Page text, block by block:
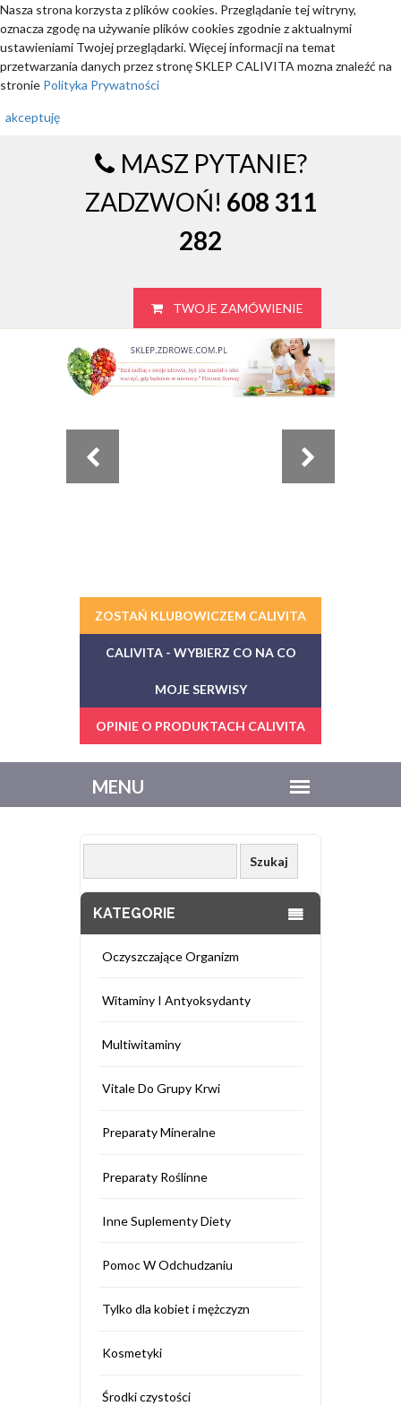
Nasza strona korzysta z plików cookies. Przeglądanie tej witryny,
oznacza zgodę na używanie plików cookies zgodnie z aktualnymi
ustawieniami Twojej przeglądarki. Więcej informacji na temat
przetwarzania danych przez stronę SKLEP CALIVITA mozna znaleźć na
stronie Polityka Prywatności
akceptuję
MASZ PYTANIE?
ZADZWOŃ! 608 311
282
TWOJE ZAMÓWIENIE
ZOSTAŃ KLUBOWICZEM CALIVITA
CALIVITA - WYBIERZ CO NA CO
MOJE SERWISY
OPINIE O PRODUKTACH CALIVITA
KATEGORIE
Oczyszczające Organizm
Witaminy I Antyoksydanty
Multiwitaminy
Vitale Do Grupy Krwi
Preparaty Mineralne
Preparaty Roślinne
Inne Suplementy Diety
Pomoc W Odchudzaniu
Tylko dla kobiet i mężczyzn
Kosmetyki
Środki czystości